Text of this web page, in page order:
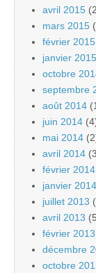
avril 2015
mars 2015
février 2015
janvier 2015
octobre
septembre
août 2014
juin 2014
mai 2014
avril 2014
février 2014
janvier 2014
juillet 2013
avril 2013
février 2013
décembre
octobre